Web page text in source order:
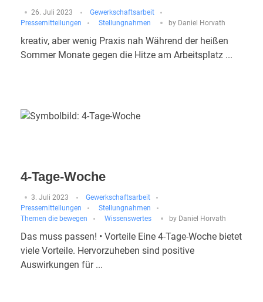
26. Juli 2023
Gewerkschaftsarbeit
Pressemitteilungen
Stellungnahmen by Daniel Horvath
kreativ, aber wenig Praxis nah Während der heißen
Sommer Monate gegen die Hitze am Arbeitsplatz ...
4-Tage-Woche
3. Juli 2023
Gewerkschaftsarbeit
Pressemitteilungen
Stellungnahmen
Themen die bewegen
Wissenswertes by Daniel Horvath
Das muss passen! • Vorteile Eine 4-Tage-Woche bietet
viele Vorteile. Hervorzuheben sind positive
Auswirkungen für ...